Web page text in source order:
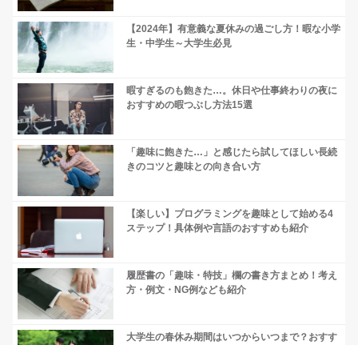
【2024年】有意義な夏休みの過ごし方！暇な小学
生・中学生～大学生必見
暇すぎるのも飽きた…。休日や仕事終わりの夜に
おすすめの暇つぶし方法15選
「趣味に飽きた…」と感じたら試してほしい長続
きのコツと趣味との向き合い方
【楽しい】プログラミングを趣味として始める4
ステップ！具体例や言語のおすすめも紹介
履歴書の「趣味・特技」欄の書き方まとめ！考え
方・例文・NG例なども紹介
大学生の春休み期間はいつからいつまで？おすす